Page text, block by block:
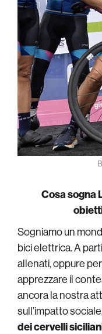
Cosa sogna
Sogniamo un
bici elettrica. A
allenati, oppure
apprezzare il
ancora la nostra
sull’impatto
dei cervelli